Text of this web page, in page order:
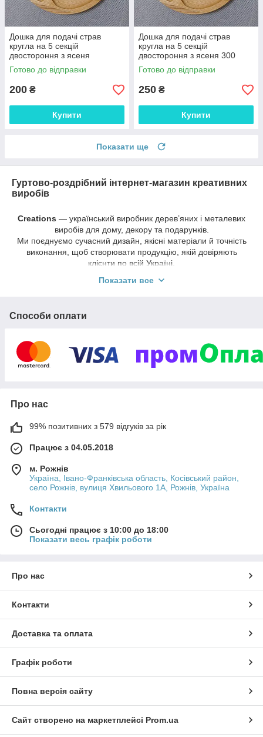
Дошка для подачі страв
кругла на 5 секцій
двостороння з ясеня
Готово до відправки
200 ₴
Купити
Дошка для подачі страв
кругла на 5 секцій
двостороння з ясеня 300
Готово до відправки
250 ₴
Купити
Показати ще
Гуртово-роздрібний інтернет-магазин креативних
виробів
Creations — український виробник дерев’яних і металевих
виробів для дому, декору та подарунків.
Ми поєднуємо сучасний дизайн, якісні матеріали й точність
виконання, щоб створювати продукцію, якій довіряють
клієнти по всій Україні.
замовлення під бренди, заклади та корпоративні потреби.
Показати все
Способи оплати
Про нас
99% позитивних з 579 відгуків за рік
Працює з 04.05.2018
м. Рожнів
Україна, Івано-Франківська область, Косівський район,
село Рожнів, вулиця Хвильового 1А, Рожнів, Україна
Контакти
Сьогодні працює з 10:00 до 18:00
Показати весь графік роботи
Про нас
Контакти
Доставка та оплата
Графік роботи
Повна версія сайту
Сайт створено на маркетплейсі Prom.ua